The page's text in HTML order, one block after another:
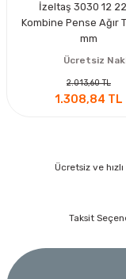
İzeltaş 3030 12
Kombine Pense Ağır
mm
Ücretsiz
2.013,60 TL
1.308,84 TL
Ücretsiz ve
Taksit